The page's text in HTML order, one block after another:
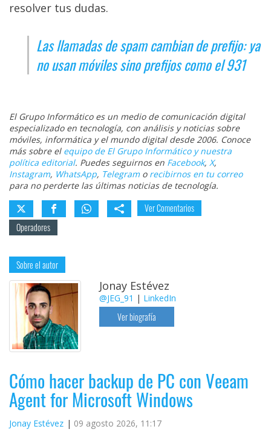
resolver tus dudas.
Las llamadas de spam cambian de prefijo: ya
no usan móviles sino prefijos como el 931
El Grupo Informático es un medio de comunicación digital
especializado en tecnología, con análisis y noticias sobre
móviles, informática y el mundo digital desde 2006. Conoce
más sobre el equipo de El Grupo Informático y nuestra
política editorial. Puedes seguirnos en Facebook, X,
Instagram, WhatsApp, Telegramo recibirnos en tu correo
para no perderte las últimas noticias de tecnología.
Ver Comentarios
Operadores
Sobre el autor
Jonay Estévez
@JEG_91 | LinkedIn
Ver biografía
Cómo hacer backup de PC con Veeam
Agent for Microsoft Windows
Jonay Estévez 09 agosto 2026, 11:17